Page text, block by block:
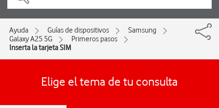
Ayuda Guías de dispositivos
Samsung
Galaxy A25 5G
Primeros pasos
Inserta la tarjeta SIM
Elige el tema de tu consulta